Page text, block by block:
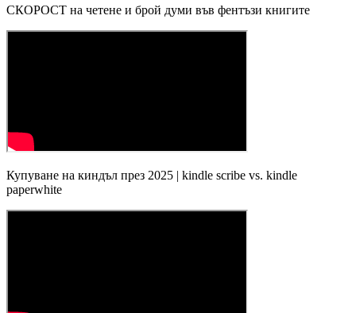
СКОРОСТ на четене и брой думи във фентъзи книгите
Купуване на киндъл през 2025 | kindle scribe vs. kindle
paperwhite